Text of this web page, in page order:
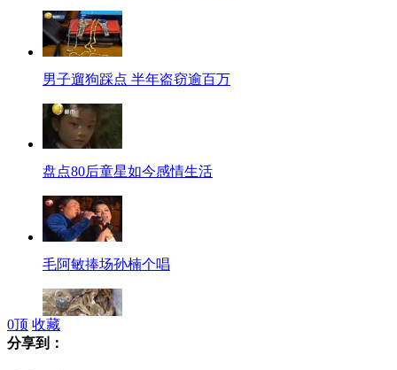
男子遛狗踩点 半年盗窃逾百万
盘点80后童星如今感情生活
毛阿敏捧场孙楠个唱
0顶 收藏
分享到：